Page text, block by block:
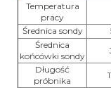
Temperatura
pracy
Średnica sondy
Średnica
końcówki sondy
Długość
próbnika